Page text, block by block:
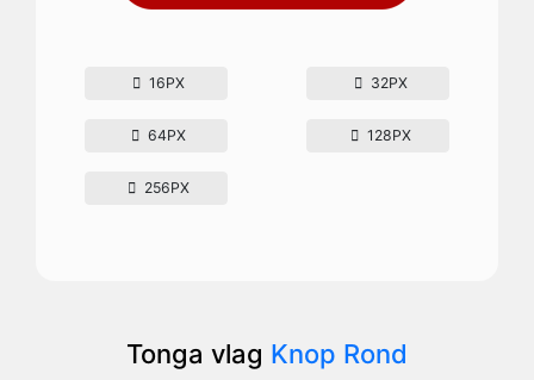
16PX 32PX
64PX 128PX
256PX
Tonga vlag Knop Rond